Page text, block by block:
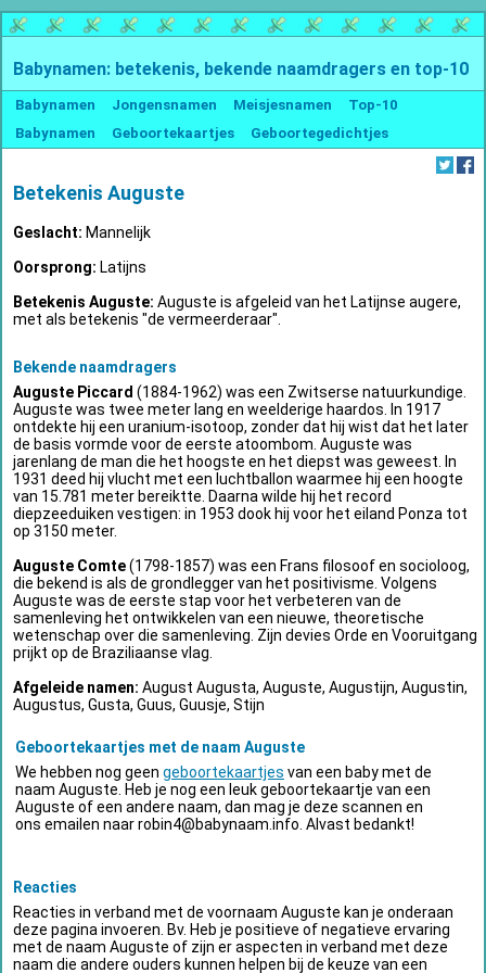
Babynamen: betekenis, bekende naamdragers en top-10
Babynamen Jongensnamen Meisjesnamen
Top-10
Babynamen
Geboortekaartjes Geboortegedichtjes
Betekenis Auguste
Geslacht: Mannelijk
Oorsprong: Latijns
Betekenis Auguste: Auguste is afgeleid van het Latijnse augere,
met als betekenis "de vermeerderaar".
Bekende naamdragers
Auguste Piccard (1884-1962) was een Zwitserse natuurkundige.
Auguste was twee meter lang en weelderige haardos. In 1917
ontdekte hij een uranium-isotoop, zonder dat hij wist dat het later
de basis vormde voor de eerste atoombom. Auguste was
jarenlang de man die het hoogste en het diepst was geweest. In
1931 deed hij vlucht met een luchtballon waarmee hij een hoogte
van 15.781 meter bereiktte. Daarna wilde hij het record
diepzeeduiken vestigen: in 1953 dook hij voor het eiland Ponza tot
op 3150 meter.
Auguste Comte(1798-1857) was een Frans filosoof en socioloog,
die bekend is als de grondlegger van het positivisme. Volgens
Auguste was de eerste stap voor het verbeteren van de
samenleving het ontwikkelen van een nieuwe, theoretische
wetenschap over die samenleving. Zijn devies Orde en Vooruitgang
prijkt op de Braziliaanse vlag.
Afgeleide namen: August Augusta, Auguste, Augustijn, Augustin,
Augustus, Gusta, Guus, Guusje, Stijn
Geboortekaartjes met de naam Auguste
We hebben nog geen geboortekaartjes van een baby met de
naam Auguste. Heb je nog een leuk geboortekaartje van een
Auguste of een andere naam, dan mag je deze scannen en
ons emailen naarrobin4@babynaam.info . Alvast bedankt!
Reacties
Reacties in verband met de voornaam Auguste kan je onderaan
deze pagina invoeren. Bv. Heb je positieve of negatieve ervaring
met de naam Auguste of zijn er aspecten in verband met deze
naam die andere ouders kunnen helpen bij de keuze van een